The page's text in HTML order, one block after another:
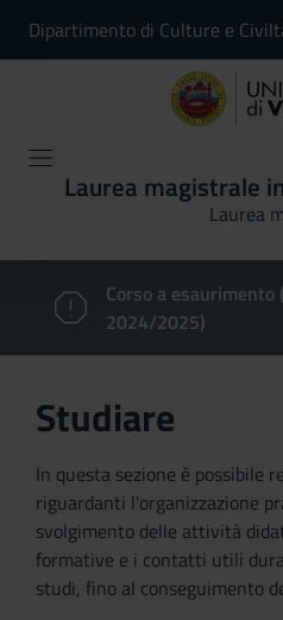
Dipartimento di Culture e
Laurea magistrale
Laurea
Corso a
2024/2025)
Studiare
In questa sezione è possibile
riguardanti l'organizzazione
svolgimento delle attività
formative e i contatti utili
studi, fino al conseguimento